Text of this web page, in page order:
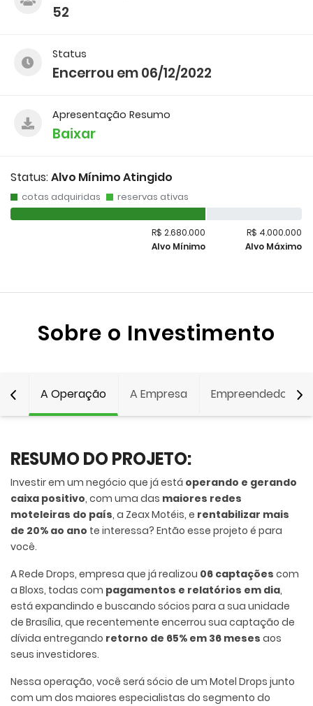
52
Status
Encerrou em 06/12/2022
Apresentação Resumo
Baixar
Status:Alvo Mínimo Atingido
cotas adquiridas reservas ativas
R$ 2.680.000
Alvo Mínimo
R$ 4.000.000
Alvo Máximo
Sobre o Investimento
A Operação A Empresa Empreendedor
RESUMO DO PROJETO:
Investir em um negócio que já está operando e gerando
caixa positivo, com uma das maiores redes
moteleiras do país, a Zeax Motéis, e rentabilizar mais
de 20% ao ano te interessa? Então esse projeto é para
você.
A Rede Drops, empresa que já realizou 06 captações com
a Bloxs, todas com pagamentos e relatórios em dia,
está expandindo e buscando sócios para a sua unidade
de Brasília, que recentemente encerrou sua captação de
dívida entregando retorno de 65% em 36 meses aos
seus investidores.
Nessa operação, você será sócio de um Motel Drops junto
com um dos maiores especialistas do segmento do